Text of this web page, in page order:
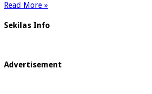
Read More »
Sekilas Info
Advertisement